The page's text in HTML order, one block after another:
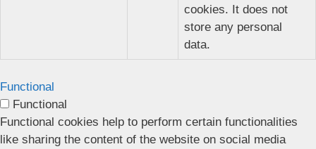
cookies. It does not
store any personal
data.
Functional
Functional
Functional cookies help to perform certain functionalities
like sharing the content of the website on social media